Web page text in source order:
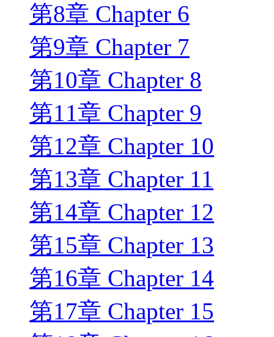
第8章 Chapter 6
第9章 Chapter 7
第10章 Chapter 8
第11章 Chapter 9
第12章 Chapter 10
第13章 Chapter 11
第14章 Chapter 12
第15章 Chapter 13
第16章 Chapter 14
第17章 Chapter 15